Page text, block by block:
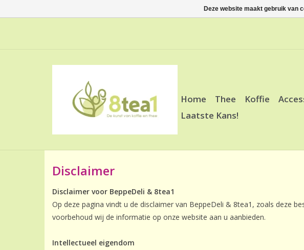
Home Thee Koffie
Laatste Kans!
Disclaimer
Disclaimer voor BeppeDeli & 8tea1
Op deze pagina vindt u de disclaimer van BeppeDeli & 8tea1, zoals deze
voorbehoud wij de informatie op onze website aan u aanbieden.
Intellectueel eigendom
Deze website maakt gebruik van